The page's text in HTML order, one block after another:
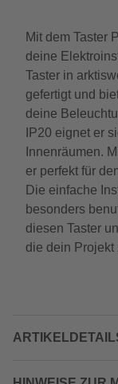
Mit dem Taster
deine
Taster in
gefertigt und
deine
IP20 eignet er
Innenräumen.
er perfekt für
Die einfache
besonders
diesen Taster
die dein Projekt